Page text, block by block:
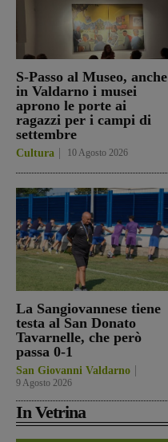
S-Passo al Museo, anche
in Valdarno i musei
aprono le porte ai
ragazzi per i campi di
settembre
Cultura 10 Agosto 2026
La Sangiovannese tiene
testa al San Donato
Tavarnelle, che però
passa 0-1
San Giovanni Valdarno
9 Agosto 2026
In Vetrina